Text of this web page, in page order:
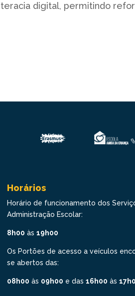
digital, permitindo
Horários
Horário de funcionamento dos
Administração Escolar:
8h00 às 19h00
Os Portões de acesso a veículos
se abertos das:
08h00 às 09h00 e das 16h00 às